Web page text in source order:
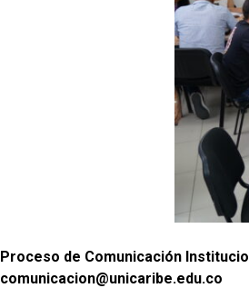
Proceso de Comunicación
comunicacion@unicaribe.edu.co